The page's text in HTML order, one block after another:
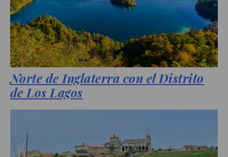
Norte de Inglaterra con el Distrito
de Los Lagos